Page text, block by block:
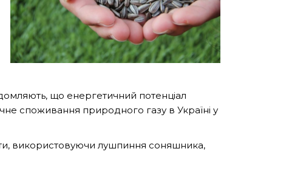
що енергетичний потенціал
споживання природного газу в Україні у
використовуючи лушпиння соняшника,